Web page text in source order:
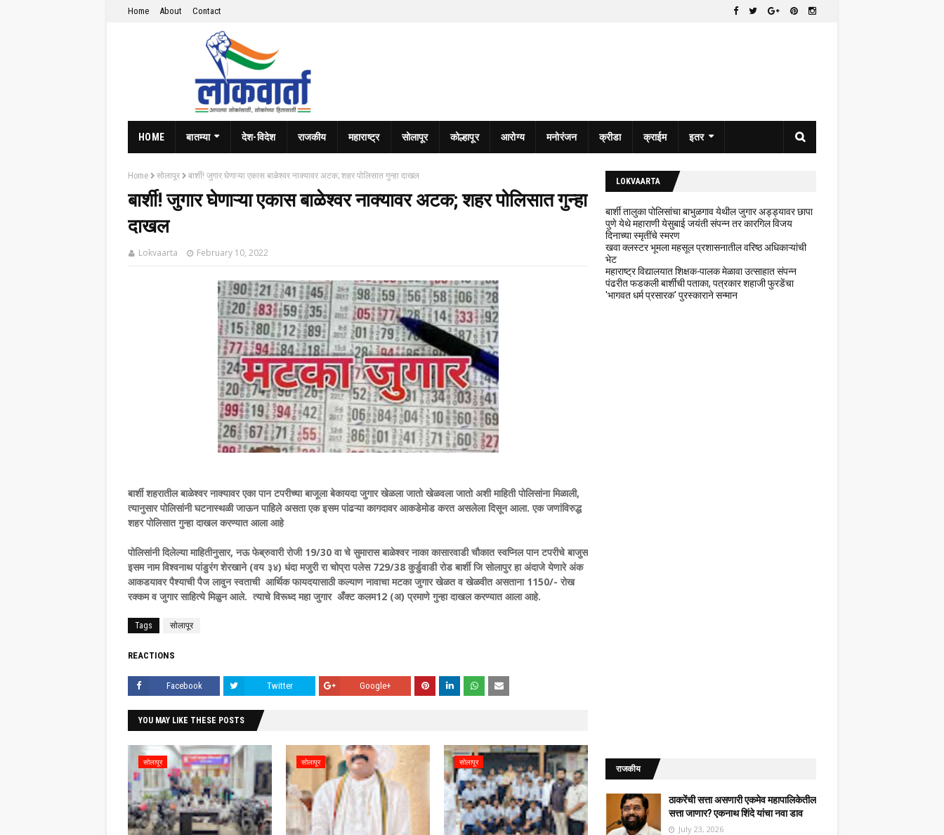
Home About Contact
HOME बातम्या देश-विदेश राजकीय महाराष्ट्र सोलापूर कोल्हापूर आरोग्य मनोरंजन क्रीडा क्राईम इतर
Home सोलापूर बार्शी! जुगार घेणाऱ्या एकास बाळेश्वर नाक्यावर अटक; शहर पोलिसात गुन्हा दाखल
बार्शी! जुगार घेणाऱ्या एकास बाळेश्वर नाक्यावर अटक; शहर पोलिसात गुन्हा
दाखल
Lokvaarta February 10, 2022
बार्शी शहरातील बाळेश्वर नाक्यावर एका पान टपरीच्या बाजूला बेकायदा जुगार खेळला जातो खेळवला जातो अशी माहिती पोलिसांना मिळाली,
त्यानुसार पोलिसांनी घटनास्थळी जाऊन पाहिले असता एक इसम पांढऱ्या कागदावर आकडेमोड करत असलेला दिसून आला. एक जणांविरुद्ध
शहर पोलिसात गुन्हा दाखल करण्यात आला आहे
पोलिसांनी दिलेल्या माहितीनुसार, नऊ फेब्रुवारी रोजी 19/30 वा चे सुमारास बाळेश्वर नाका कासारवाडी चौकात स्वप्निल पान टपरीचे बाजुस
इसम नाम विश्वनाथ पांडुरंग शेरखाने (वय ३४) धंदा मजुरी रा चोप्रा पलेस 729/38 कुर्डुवाडी रोड बार्शी जि सोलापुर हा अंदाजे येणारे अंक
आकडयावर पैश्याची पैज लावुन स्वताची आर्थिक फायदयासाठी कल्याण नावाचा मटका जुगार खेळत व खेळवीत असताना 1150/- रोख
रक्कम व जुगार साहित्ये मिळुन आले. त्याचे विरूध्द महा जुगार अँक्ट कलम12 (अ) प्रमाणे गुन्हा दाखल करण्यात आला आहे.
Tags सोलापूर
REACTIONS
Facebook Twitter Google+
YOU MAY LIKE THESE POSTS
सोलापूर सोलापूर सोलापूर
LOKVAARTA
बार्शी तालुका पोलिसांचा बाभुळगाव येथील जुगार अड्ड्यावर छापा
पुणे येथे महाराणी येसुबाई जयंती संपन्न तर कारगिल विजय
दिनाच्या स्मृतींचे स्मरण
खवा क्लस्टर भूमला महसूल प्रशासनातील वरिष्ठ अधिकाऱ्यांची
भेट
महाराष्ट्र विद्यालयात शिक्षक-पालक मेळावा उत्साहात संपन्न
पंढरीत फडकली बार्शीची पताका, पत्रकार शहाजी फुरडेंचा
'भागवत धर्म प्रसारक' पुरस्काराने सन्मान
राजकीय
ठाकरेंची सत्ता असणारी एकमेव महापालिकेतील
सत्ता जाणार? एकनाथ शिंदे यांचा नवा डाव
July 23, 2026